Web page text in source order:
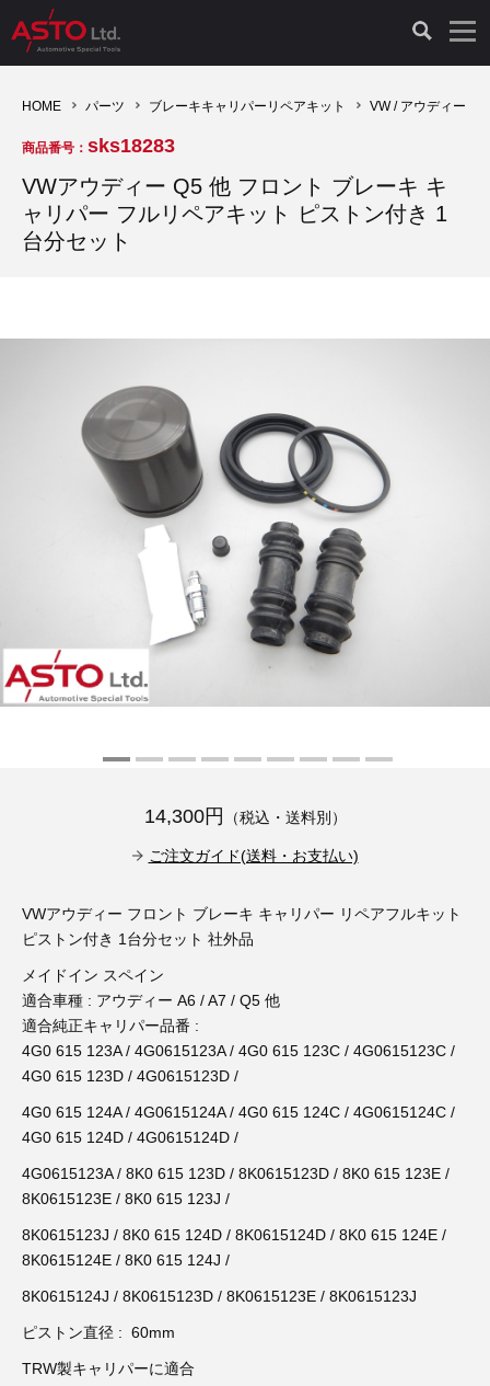
診断機（16）
キープログラマー（4）
オプション品（17）
TPMS（4）
診断テスター（10）
キープログラマー（20）
安定化電源ユニット（8）
バッテリーテスター（4）
古い車両用診断テスター（10）
バイク用診断テスター（7）
OTOFIX Powered by AUTEL（4）
HCB TOOLS（45）
AST TOOLS（51）
ドイツ車（211）
イタリア/フランス車（27）
イギリス車（23）
日本車（7）
バッテリーチャージャー（4）
ディーゼルインジェクター&グロープラグ ツール（7）
ホイールロック取り外しツール（6）
3D プリンターペン（8）
オシロスコープ（2）
オシロ関連商品（9）
その他（8）
ドイツ車（427）
イタリア/フランス車（145）
スウェーデン車（45）
日本車（40）
ブレーキキャリパーリペアキット（368）
ステアリングロックエミュレータ（28）
その他（12）
現品修理（77）
リビルト品（58）
イモビライザーOFF（1）
その他（6）
オシロスコープ（10）
アクセサリー（13）
HOME パーツ ブレーキキャリパーリペアキット VW / アウディー
商品番号： sks18283
VWアウディー Q5 他 フロント ブレーキ キ
ャリパー フルリペアキット ピストン付き 1
台分セット
14,300円 （税込・送料別）
ご注文ガイド(送料・お支払い)
VWアウディー フロント ブレーキ キャリパー リペアフルキット
ピストン付き 1台分セット 社外品
メイドイン スペイン
適合車種 : アウディー A6 / A7 / Q5 他
適合純正キャリパー品番 :
4G0 615 123A / 4G0615123A / 4G0 615 123C / 4G0615123C /
4G0 615 123D / 4G0615123D /
4G0 615 124A / 4G0615124A / 4G0 615 124C / 4G0615124C /
4G0 615 124D / 4G0615124D /
4G0615123A / 8K0 615 123D / 8K0615123D / 8K0 615 123E /
8K0615123E / 8K0 615 123J /
8K0615123J / 8K0 615 124D / 8K0615124D / 8K0 615 124E /
8K0615124E / 8K0 615 124J /
8K0615124J / 8K0615123D / 8K0615123E / 8K0615123J
ピストン直径 : 60mm
TRW製キャリパーに適合